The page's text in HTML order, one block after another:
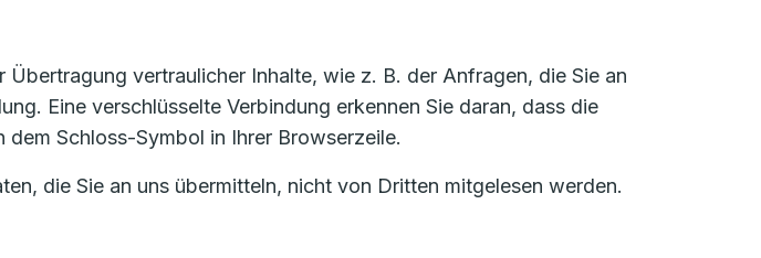
vertraulicher Inhalte, wie z. B. der Anfragen, die Sie an
Eine verschlüsselte Verbindung erkennen Sie daran, dass die
Schloss-Symbol in Ihrer Browserzeile.
die Sie an uns übermitteln, nicht von Dritten mitgelesen werden.